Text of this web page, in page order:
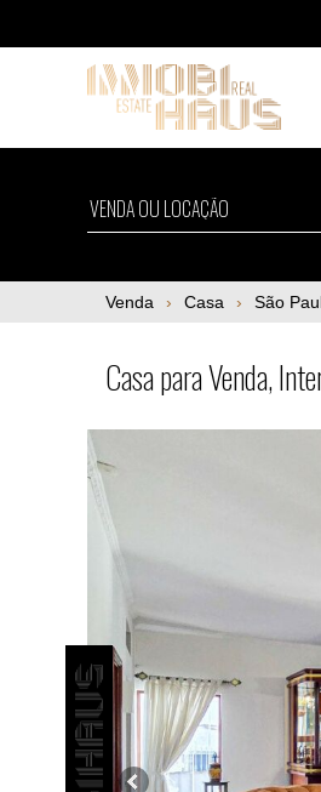
Casa para Venda,
Venda Casa São
Casa para Venda,